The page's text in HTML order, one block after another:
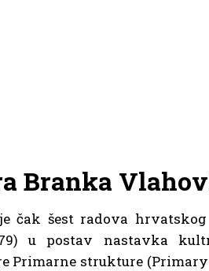
Branka
čak šest radova
u postav nastavka
Primarne strukture (Primary